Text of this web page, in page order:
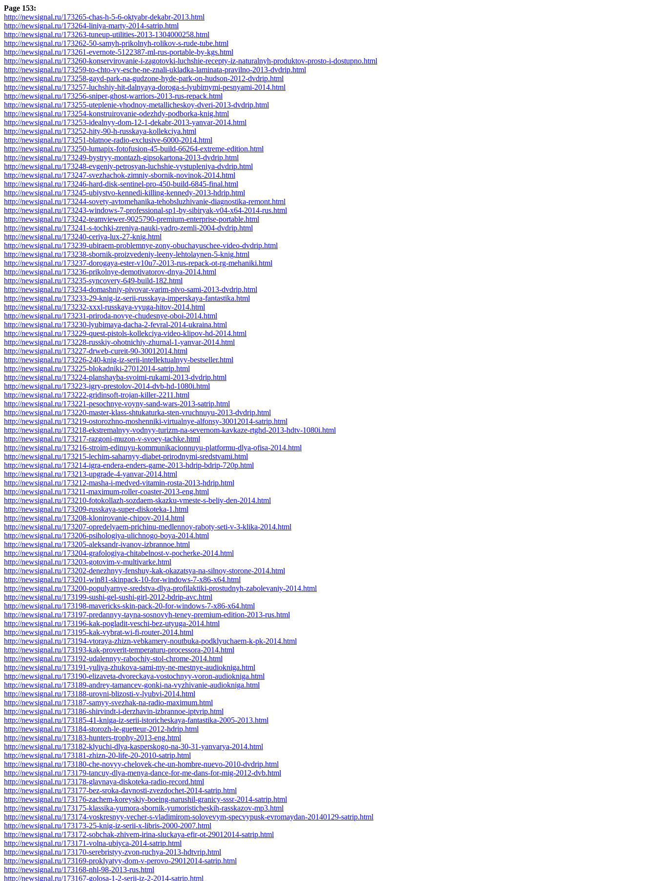
Page 153:
http://newsignal.ru/173265-chas-h-5-6-oktyabr-dekabr-2013.html
http://newsignal.ru/173264-liniya-marty-2014-satrip.html
http://newsignal.ru/173263-tuneup-utilities-2013-1304000258.html
http://newsignal.ru/173262-50-samyh-prikolnyh-rolikov-s-rude-tube.html
http://newsignal.ru/173261-evernote-5122387-ml-rus-portable-by-kgs.html
http://newsignal.ru/173260-konservirovanie-i-zagotovki-luchshie-recepty-iz-naturalnyh-produktov-prosto-i-dostupno.html
http://newsignal.ru/173259-to-chto-vy-esche-ne-znali-ukladka-laminata-pravilno-2013-dvdrip.html
http://newsignal.ru/173258-gayd-park-na-gudzone-hyde-park-on-hudson-2012-dvdrip.html
http://newsignal.ru/173257-luchshiy-hit-dalnyaya-doroga-s-lyubimymi-pesnyami-2014.html
http://newsignal.ru/173256-sniper-ghost-warriors-2013-rus-repack.html
http://newsignal.ru/173255-uteplenie-vhodnoy-metallicheskoy-dveri-2013-dvdrip.html
http://newsignal.ru/173254-konstruirovanie-odezhdy-podborka-knig.html
http://newsignal.ru/173253-idealnyy-dom-12-1-dekabr-2013-yanvar-2014.html
http://newsignal.ru/173252-hity-90-h-russkaya-kollekciya.html
http://newsignal.ru/173251-blatnoe-radio-exclusive-6000-2014.html
http://newsignal.ru/173250-lumapix-fotofusion-45-build-66264-extreme-edition.html
http://newsignal.ru/173249-bystryy-montazh-gipsokartona-2013-dvdrip.html
http://newsignal.ru/173248-evgeniy-petrosyan-luchshie-vystupleniya-dvdrip.html
http://newsignal.ru/173247-svezhachok-zimniy-sbornik-novinok-2014.html
http://newsignal.ru/173246-hard-disk-sentinel-pro-450-build-6845-final.html
http://newsignal.ru/173245-ubiystvo-kennedi-killing-kennedy-2013-hdrip.html
http://newsignal.ru/173244-sovety-avtomehanika-tehobsluzhivanie-diagnostika-remont.html
http://newsignal.ru/173243-windows-7-professional-sp1-by-sibiryak-v04-x64-2014-rus.html
http://newsignal.ru/173242-teamviewer-9025790-premium-enterprise-portable.html
http://newsignal.ru/173241-s-tochki-zreniya-nauki-yadro-zemli-2004-dvdrip.html
http://newsignal.ru/173240-ceriya-lux-27-knig.html
http://newsignal.ru/173239-ubiraem-problemnye-zony-obuchayuschee-video-dvdrip.html
http://newsignal.ru/173238-sbornik-proizvedeniy-leeny-lehtolaynen-5-knig.html
http://newsignal.ru/173237-dorogaya-ester-v10u7-2013-rus-repack-ot-rg-mehaniki.html
http://newsignal.ru/173236-prikolnye-demotivatorov-dnya-2014.html
http://newsignal.ru/173235-syncovery-649-build-182.html
http://newsignal.ru/173234-domashniy-pivovar-varim-pivo-sami-2013-dvdrip.html
http://newsignal.ru/173233-29-knig-iz-serii-russkaya-imperskaya-fantastika.html
http://newsignal.ru/173232-xxxl-russkaya-vyuga-hitov-2014.html
http://newsignal.ru/173231-priroda-novye-chudesnye-oboi-2014.html
http://newsignal.ru/173230-lyubimaya-dacha-2-fevral-2014-ukraina.html
http://newsignal.ru/173229-quest-pistols-kollekciya-video-klipov-hd-2014.html
http://newsignal.ru/173228-russkiy-ohotnichiy-zhurnal-1-yanvar-2014.html
http://newsignal.ru/173227-drweb-cureit-90-30012014.html
http://newsignal.ru/173226-240-knig-iz-serii-intellektualnyy-bestseller.html
http://newsignal.ru/173225-blokadniki-27012014-satrip.html
http://newsignal.ru/173224-planshayba-svoimi-rukami-2013-dvdrip.html
http://newsignal.ru/173223-igry-prestolov-2014-dvb-hd-1080i.html
http://newsignal.ru/173222-gridinsoft-trojan-killer-2211.html
http://newsignal.ru/173221-pesochnye-voyny-sand-wars-2013-satrip.html
http://newsignal.ru/173220-master-klass-shtukaturka-sten-vruchnuyu-2013-dvdrip.html
http://newsignal.ru/173219-ostorozhno-moshenniki-virtualnye-alfonsy-30012014-satrip.html
http://newsignal.ru/173218-ekstremalnyy-vodnyy-turizm-na-severnom-kavkaze-rtghd-2013-hdtv-1080i.html
http://newsignal.ru/173217-razgoni-muzon-v-svoey-tachke.html
http://newsignal.ru/173216-stroim-edinuyu-kommunikacionnuyu-platformu-dlya-ofisa-2014.html
http://newsignal.ru/173215-lechim-saharnyy-diabet-prirodnymi-sredstvami.html
http://newsignal.ru/173214-igra-endera-enders-game-2013-hdrip-bdrip-720p.html
http://newsignal.ru/173213-upgrade-4-yanvar-2014.html
http://newsignal.ru/173212-masha-i-medved-vitamin-rosta-2013-hdrip.html
http://newsignal.ru/173211-maximum-roller-coaster-2013-eng.html
http://newsignal.ru/173210-fotokollazh-sozdaem-skazku-vmeste-s-beliy-den-2014.html
http://newsignal.ru/173209-russkaya-super-diskoteka-1.html
http://newsignal.ru/173208-klonirovanie-chipov-2014.html
http://newsignal.ru/173207-opredelyaem-prichinu-medlennoy-raboty-seti-v-3-klika-2014.html
http://newsignal.ru/173206-psihologiya-ulichnogo-boya-2014.html
http://newsignal.ru/173205-aleksandr-ivanov-izbrannoe.html
http://newsignal.ru/173204-grafologiya-chitabelnost-v-pocherke-2014.html
http://newsignal.ru/173203-gotovim-v-multivarke.html
http://newsignal.ru/173202-denezhnyy-fenshuy-kak-okazatsya-na-silnoy-storone-2014.html
http://newsignal.ru/173201-win81-skinpack-10-for-windows-7-x86-x64.html
http://newsignal.ru/173200-populyarnye-sredstva-dlya-profilaktiki-prostudnyh-zabolevaniy-2014.html
http://newsignal.ru/173199-sushi-gel-sushi-girl-2012-bdrip-avc.html
http://newsignal.ru/173198-mavericks-skin-pack-20-for-windows-7-x86-x64.html
http://newsignal.ru/173197-predannyy-tayna-sosnovyh-teney-premium-edition-2013-rus.html
http://newsignal.ru/173196-kak-pogladit-veschi-bez-utyuga-2014.html
http://newsignal.ru/173195-kak-vybrat-wi-fi-router-2014.html
http://newsignal.ru/173194-vtoraya-zhizn-vebkamery-noutbuka-podklyuchaem-k-pk-2014.html
http://newsignal.ru/173193-kak-proverit-temperaturu-processora-2014.html
http://newsignal.ru/173192-udalennyy-rabochiy-stol-chrome-2014.html
http://newsignal.ru/173191-yuliya-zhukova-sami-my-ne-mestnye-audiokniga.html
http://newsignal.ru/173190-elizaveta-dvoreckaya-vostochnyy-voron-audiokniga.html
http://newsignal.ru/173189-andrey-tamancev-gonki-na-vyzhivanie-audiokniga.html
http://newsignal.ru/173188-urovni-blizosti-v-lyubvi-2014.html
http://newsignal.ru/173187-samyy-svezhak-na-radio-maximum.html
http://newsignal.ru/173186-shirvindt-i-derzhavin-izbrannoe-iptvrip.html
http://newsignal.ru/173185-41-kniga-iz-serii-istoricheskaya-fantastika-2005-2013.html
http://newsignal.ru/173184-storozh-le-guetteur-2012-hdrip.html
http://newsignal.ru/173183-hunters-trophy-2013-eng.html
http://newsignal.ru/173182-klyuchi-dlya-kasperskogo-na-30-31-yanvarya-2014.html
http://newsignal.ru/173181-zhizn-20-life-20-2010-satrip.html
http://newsignal.ru/173180-che-novyy-chelovek-che-un-hombre-nuevo-2010-dvdrip.html
http://newsignal.ru/173179-tancuy-dlya-menya-dance-for-me-dans-for-mig-2012-dvb.html
http://newsignal.ru/173178-glavnaya-diskoteka-radio-record.html
http://newsignal.ru/173177-bez-sroka-davnosti-zvezdochet-2014-satrip.html
http://newsignal.ru/173176-zachem-koreyskiy-boeing-narushil-granicy-sssr-2014-satrip.html
http://newsignal.ru/173175-klassika-yumora-sbornik-yumoristicheskih-rasskazov-mp3.html
http://newsignal.ru/173174-voskresnyy-vecher-s-vladimirom-solovevym-specvypusk-evromaydan-20140129-satrip.html
http://newsignal.ru/173173-25-knig-iz-serii-x-libris-2000-2007.html
http://newsignal.ru/173172-sobchak-zhivem-irina-sluckaya-efir-ot-29012014-satrip.html
http://newsignal.ru/173171-volna-ubiyca-2014-satrip.html
http://newsignal.ru/173170-serebristyy-zvon-ruchya-2013-hdtvrip.html
http://newsignal.ru/173169-proklyatyy-dom-v-perovo-29012014-satrip.html
http://newsignal.ru/173168-nhl-98-2013-rus.html
http://newsignal.ru/173167-golosa-1-2-serii-iz-2-2014-satrip.html